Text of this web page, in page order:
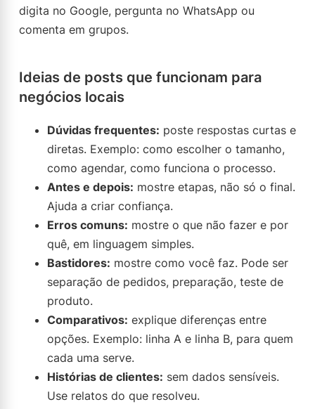
digita no Google, pergunta no WhatsApp ou
comenta em grupos.
Ideias de posts que funcionam para
negócios locais
Dúvidas frequentes: poste respostas curtas e
diretas. Exemplo: como escolher o tamanho,
como agendar, como funciona o processo.
Antes e depois: mostre etapas, não só o final.
Ajuda a criar confiança.
Erros comuns: mostre o que não fazer e por
quê, em linguagem simples.
Bastidores: mostre como você faz. Pode ser
separação de pedidos, preparação, teste de
produto.
Comparativos: explique diferenças entre
opções. Exemplo: linha A e linha B, para quem
cada uma serve.
Histórias de clientes: sem dados sensíveis.
Use relatos do que resolveu.